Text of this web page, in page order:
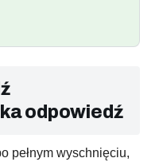
odpowiedź
pełnym wyschnięciu,